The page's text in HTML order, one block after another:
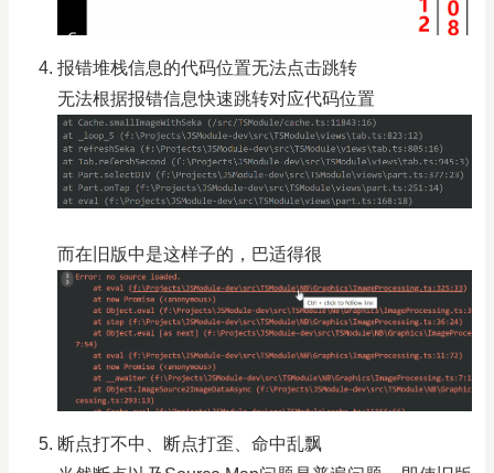
报错堆栈信息的代码位置无法点击跳转
无法根据报错信息快速跳转对应代码位置
而在旧版中是这样子的，巴适得很
断点打不中、断点打歪、命中乱飘